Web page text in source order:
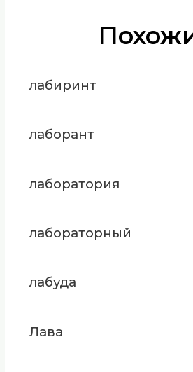
лабиринт
лаборант
лаборатория
лабораторный
лабуда
Лава